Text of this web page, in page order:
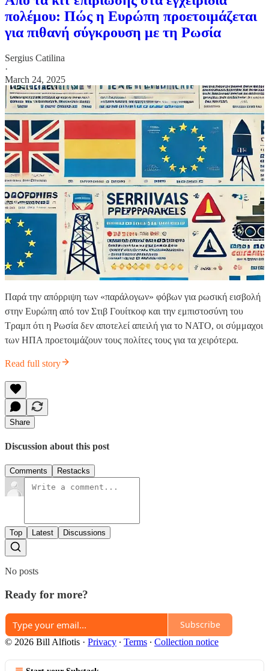
πολέμου: Πώς η Ευρώπη προετοιμάζεται
για πιθανή σύγκρουση με τη Ρωσία
Sergius Catilina
·
March 24, 2025
Παρά την απόρριψη των «παράλογων» φόβων για ρωσική εισβολή
στην Ευρώπη από τον Στιβ Γουίτκοφ και την εμπιστοσύνη του
Τραμπ ότι η Ρωσία δεν αποτελεί απειλή για το ΝΑΤΟ, οι σύμμαχοι
των ΗΠΑ προετοιμάζουν τους πολίτες τους για τα χειρότερα.
Read full story
Share
Discussion about this post
Comments Restacks
Top Latest Discussions
No posts
Ready for more?
Subscribe
© 2026 Bill Alfiotis · Privacy ∙ Terms ∙ Collection notice